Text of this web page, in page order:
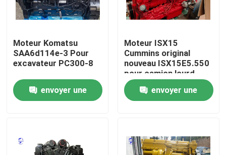
Aperçu
A propos de nous
Moteur Komatsu
SAA6d114e-3 Pour
excavateur PC300-8
envoyer une
Moteur ISX15
Cummins original
nouveau ISX15E5.550
pour camion lourd
envoyer une